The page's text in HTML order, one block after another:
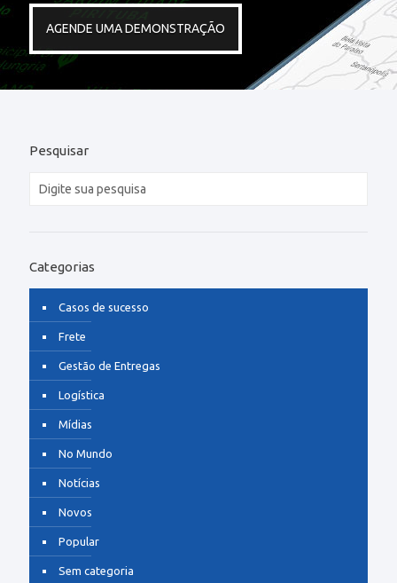
AGENDE UMA DEMONSTRAÇÃO
Pesquisar
Categorias
Casos de sucesso
Frete
Gestão de Entregas
Logística
Mídias
No Mundo
Notícias
Novos
Popular
Sem categoria